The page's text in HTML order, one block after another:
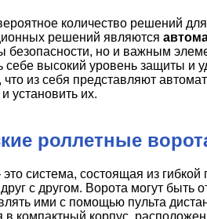
количество решений
решений являются
безопасности, но и важным
себе высокий уровень защиты
из себя представляют
установить их.
роллетные
система, состоящая из гибкой
с другом. Ворота могут
ими с помощью пульта
в компактный корпус,